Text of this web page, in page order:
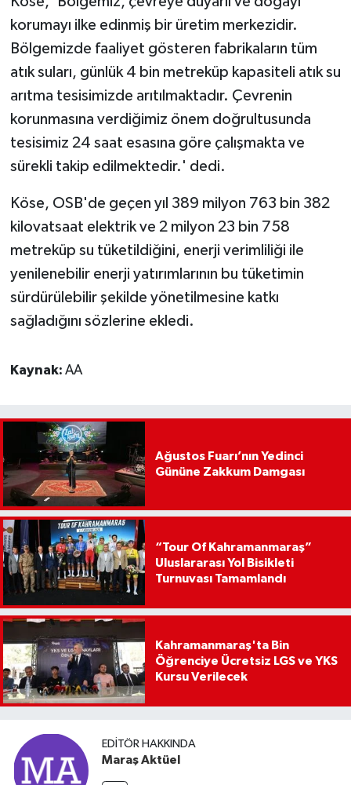
korumayı ilke edinmiş bir üretim merkezidir.
Bölgemizde faaliyet gösteren fabrikaların tüm
atık suları, günlük 4 bin metreküp kapasiteli atık su
arıtma tesisimizde arıtılmaktadır. Çevrenin
korunmasına verdiğimiz önem doğrultusunda
tesisimiz 24 saat esasına göre çalışmakta ve
sürekli takip edilmektedir.' dedi.
Köse, OSB'de geçen yıl 389 milyon 763 bin 382
kilovatsaat elektrik ve 2 milyon 23 bin 758
metreküp su tüketildiğini, enerji verimliliği ile
yenilenebilir enerji yatırımlarının bu tüketimin
sürdürülebilir şekilde yönetilmesine katkı
sağladığını sözlerine ekledi.
Kaynak: AA
Ağustos Fuarı’nın Yedinci
Gününe Zakkum Damgası
“Tour Of Kahramanmaraş”
Uluslararası Yol Bisikleti
Turnuvası Tamamlandı
Kahramanmaraş'ta Bin
Öğrenciye Ücretsiz LGS ve YKS
Kursu Verilecek
EDITÖR HAKKINDA
Maraş Aktüel